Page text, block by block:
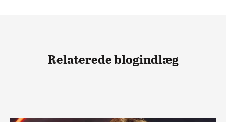
Relaterede blogindlæg